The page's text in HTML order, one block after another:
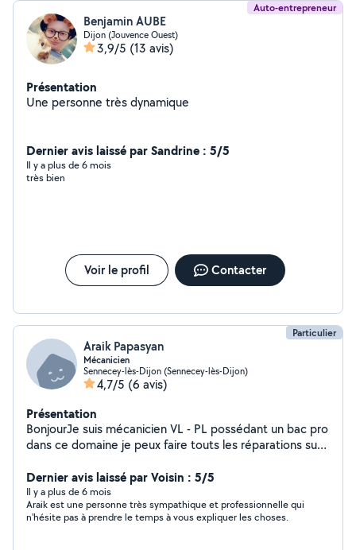
Auto-entrepreneur
Benjamin AUBE
Dijon (Jouvence Ouest)
3,9/5 (13 avis)
Présentation
Une personne très dynamique
Dernier avis laissé par Sandrine : 5/5
Il y a plus de 6 mois
très bien
Voir le profil Contacter
Particulier
Araik Papasyan
Mécanicien
Sennecey-lès-Dijon (Sennecey-lès-Dijon)
4,7/5 (6 avis)
Présentation
BonjourJe suis mécanicien VL - PL possédant un bac pro
dans ce domaine je peux faire touts les réparations sur
peinture dans la maison, réparation de portable ( écran
haut parleur antenne wifi) ....
Dernier avis laissé par Voisin : 5/5
Il y a plus de 6 mois
Araik est une personne très sympathique et professionnelle qui
n'hésite pas à prendre le temps à vous expliquer les choses.